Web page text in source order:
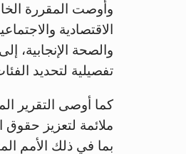
وأوصت المقررة
الاقتصادية
والصحة الإنجابية،
تفصيلية لتحديد
كما أوصى التقرير
ملائمة لتعزيز حقوق
بما في ذلك الأمم